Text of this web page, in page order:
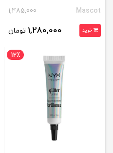
Mascot
1,485,000
خرید 1,280,000 تومان
12٪